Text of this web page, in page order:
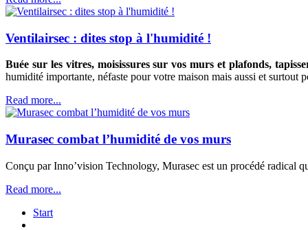
Ventilairsec : dites stop à l'humidité !
Buée sur les vitres, moisissures sur vos murs et plafonds,
humidité importante, néfaste pour votre maison mais aussi et surtout
Read more...
Murasec combat l’humidité de vos murs
Conçu par Inno’vision Technology, Murasec est un procédé radical
Read more...
Start